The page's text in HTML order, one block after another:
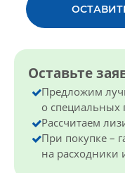
Оставьте
Предложим
о специальных
Рассчитаем
При покупке –
на расходники